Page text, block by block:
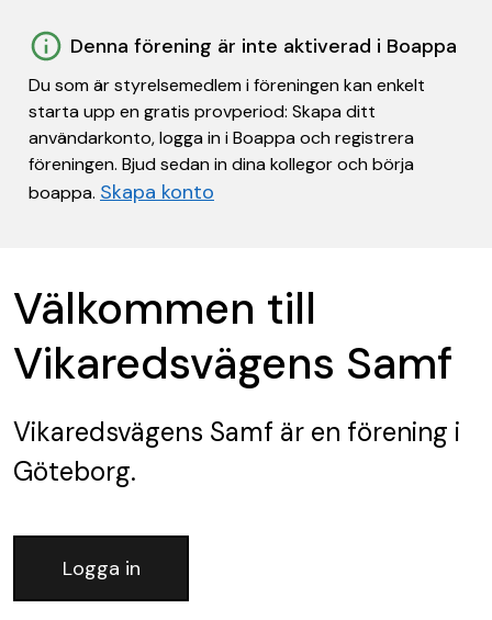
Denna förening är inte aktiverad i Boappa
Du som är styrelsemedlem i föreningen kan enkelt
starta upp en gratis provperiod: Skapa ditt
användarkonto, logga in i Boappa och registrera
föreningen. Bjud sedan in dina kollegor och börja
boappa. Skapa konto
Välkommen till
Vikaredsvägens Samf
Vikaredsvägens Samf är en förening i
Göteborg.
Logga in